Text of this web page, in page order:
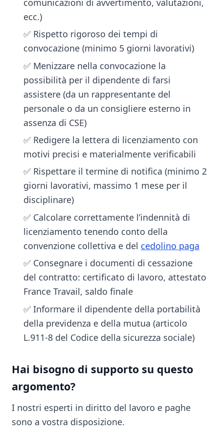
ecc.)
✅ Rispetto rigoroso dei tempi di
convocazione (minimo 5 giorni lavorativi)
✅ Menizzare nella convocazione la
possibilità per il dipendente di farsi
assistere (da un rappresentante del
personale o da un consigliere esterno in
assenza di CSE)
✅ Redigere la lettera di licenziamento con
motivi precisi e materialmente verificabili
✅ Rispettare il termine di notifica (minimo 2
giorni lavorativi, massimo 1 mese per il
disciplinare)
✅ Calcolare correttamente l’indennità di
licenziamento tenendo conto della
convenzione collettiva e del cedolino paga
✅ Consegnare i documenti di cessazione
del contratto: certificato di lavoro, attestato
France Travail, saldo finale
✅ Informare il dipendente della portabilità
della previdenza e della mutua (articolo
L.911-8 del Codice della sicurezza sociale)
Hai bisogno di supporto su questo
argomento?
I nostri esperti in diritto del lavoro e paghe
sono a vostra disposizione.